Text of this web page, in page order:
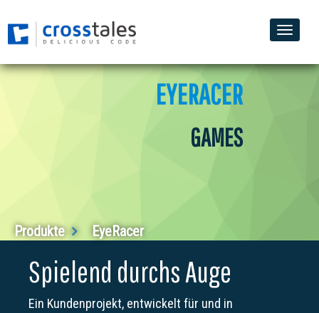
Toggle
EYERACER
GAMES
Produkte EyeRacer
Spielend durchs Auge
Ein Kundenprojekt, entwickelt für und in